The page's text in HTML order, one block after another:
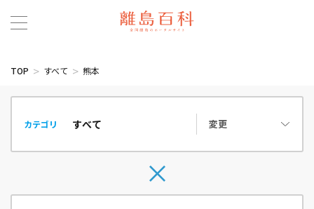
TOP すべて 熊本
カテゴリ 変更